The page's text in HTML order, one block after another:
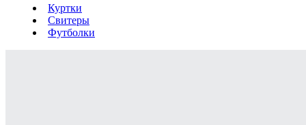
Куртки
Свитеры
Футболки